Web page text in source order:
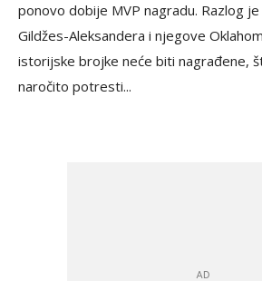
ponovo dobije MVP nagradu. Razlog
Gildžes-Aleksandera i njegove
istorijske brojke neće biti nagrađene,
naročito potresti...